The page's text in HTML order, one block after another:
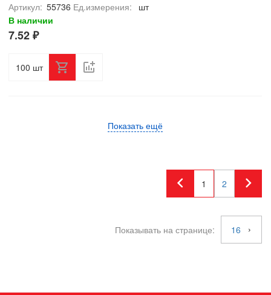
100шт, NETKO Optima
Артикул: 55736 Ед.измерения:
шт
В наличии
7.52 ₽
шт
Показать ещё
1 2
Показывать на странице: 16